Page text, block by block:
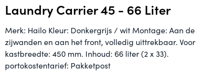
Laundry Carrier 45 - 66 Liter
Merk: Hailo Kleur: Donkergrijs / wit Montage: Aan de
zijwanden en aan het front, volledig uittrekbaar. Voor
kastbreedte: 450 mm. Inhoud: 66 liter (2 x 33).
portokostentarief: Pakketpost